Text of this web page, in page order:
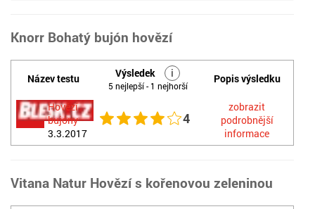
Knorr Bohatý bujón hovězí
Název testu Výsledek i
5 nejlepší - 1 nejhorší
Popis výsledku
Hovězí
bujóny
3.3.2017
4
zobrazit
podrobnější
informace
Vitana Natur Hovězí s kořenovou zeleninou